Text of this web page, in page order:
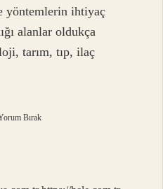
yöntemlerin ihtiyaç
alanlar oldukça
tarım, tıp, ilaç
Bırak